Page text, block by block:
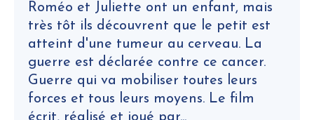
Roméo et Juliette ont un enfant, mais
très tôt ils découvrent que le petit est
atteint d'une tumeur au cerveau. La
guerre est déclarée contre ce cancer.
Guerre qui va mobiliser toutes leurs
forces et tous leurs moyens. Le film
écrit, réalisé et joué par...